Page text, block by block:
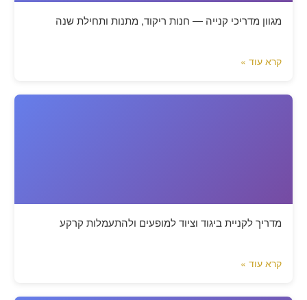
מגוון מדריכי קנייה — חנות ריקוד, מתנות ותחילת שנה
קרא עוד »
מדריך לקניית ביגוד וציוד למופעים ולהתעמלות קרקע
קרא עוד »